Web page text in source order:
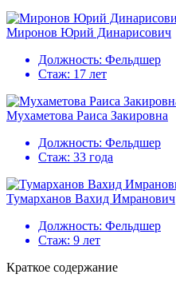
Миронов Юрий Динарисович
Должность: Фельдшер
Стаж: 17 лет
Мухаметова Раиса Закировна
Должность: Фельдшер
Стаж: 33 года
Тумарханов Вахид Имранович
Должность: Фельдшер
Стаж: 9 лет
Краткое содержание